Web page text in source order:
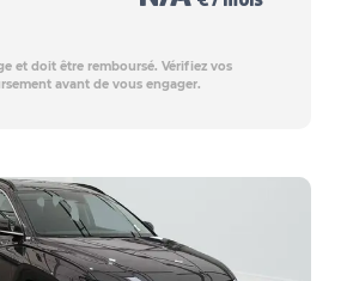
et doit être remboursé. Vérifiez vos
avant de vous engager.